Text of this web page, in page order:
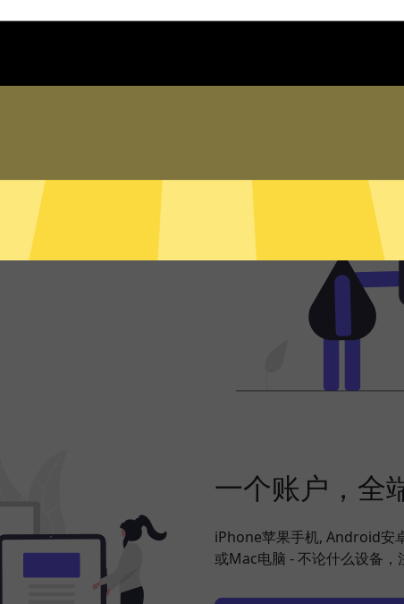
配置
社交网络、海淘购物、发
在此基础上更好地保护您
一个账户，全
iPhone苹果手机, Android安
或Mac电脑 - 不论什么设备